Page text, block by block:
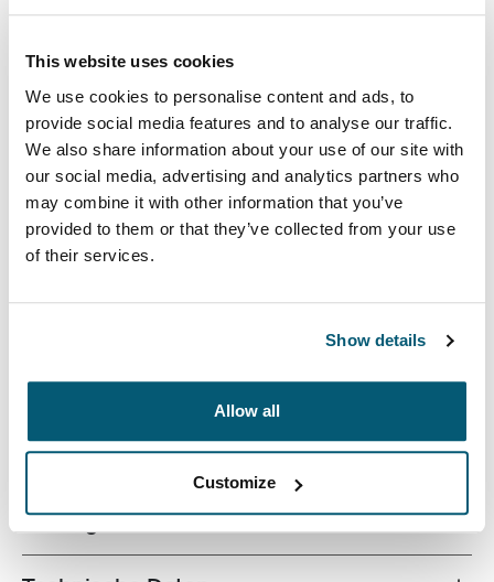
This website uses cookies
We use cookies to personalise content and ads, to
provide social media features and to analyse our traffic.
We also share information about your use of our site with
our social media, advertising and analytics partners who
may combine it with other information that you’ve
provided to them or that they’ve collected from your use
of their services.
Show details
Allow all
Customize
Farbe
Case Logic Invigo backpack 14" Schwarz (selected)
Der 14-Zoll-Rucksack Invigo von Case Logic ist ein
einfacher, raffinierter Rucksack aus recycelten
Toggle overview
Beschreibung des Produkts
Toggle features
Alle Eigenschaften